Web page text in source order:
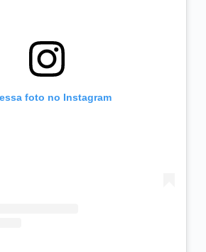
foto no Instagram